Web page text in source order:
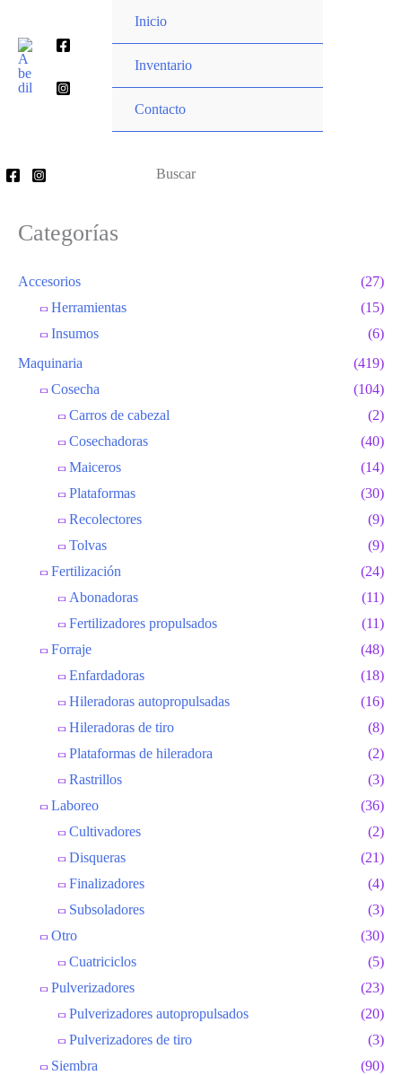
contenido
Inicio
Inventario
Contacto
por:
Categorías
Accesorios
(27)
Herramientas
(15)
Insumos
(6)
Maquinaria
(419)
Cosecha
(104)
Carros de cabezal
(2)
Cosechadoras
(40)
Maiceros
(14)
Plataformas
(30)
Recolectores
(9)
Tolvas
(9)
Fertilización
(24)
Abonadoras
(11)
Fertilizadores propulsados
(11)
Forraje
(48)
Enfardadoras
(18)
Hileradoras autopropulsadas
(16)
Hileradoras de tiro
(8)
Plataformas de hileradora
(2)
Rastrillos
(3)
Laboreo
(36)
Cultivadores
(2)
Disqueras
(21)
Finalizadores
(4)
Subsoladores
(3)
Otro
(30)
Cuatriciclos
(5)
Pulverizadores
(23)
Pulverizadores autopropulsados
(20)
Pulverizadores de tiro
(3)
Siembra
(90)